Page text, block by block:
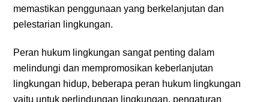
memastikan penggunaan yang berkelanjutan dan
pelestarian lingkungan.
Peran hukum lingkungan sangat penting dalam
melindungi dan mempromosikan keberlanjutan
lingkungan hidup, beberapa peran hukum lingkungan
yaitu untuk perlindungan lingkungan, pengaturan